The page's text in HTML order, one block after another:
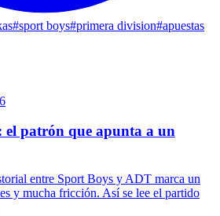
#sport boys#primera division#apuestas
el patrón que apunta a un
entre Sport Boys y ADT marca un
y mucha fricción. Así se lee el partido